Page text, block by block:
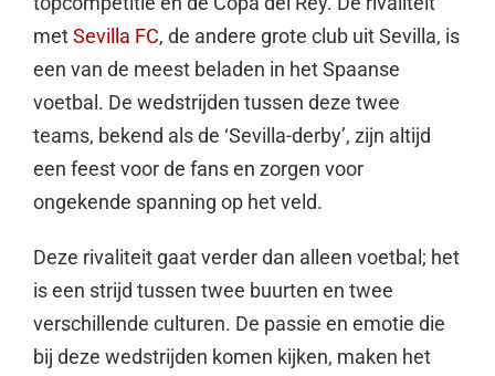
metSevilla FC, de andere grote club uit Sevilla, is
een van de meest beladen in het Spaanse
voetbal. De wedstrijden tussen deze twee
teams, bekend als de ‘Sevilla-derby’, zijn altijd
een feest voor de fans en zorgen voor
ongekende spanning op het veld.
Deze rivaliteit gaat verder dan alleen voetbal; het
is een strijd tussen twee buurten en twee
verschillende culturen. De passie en emotie die
bij deze wedstrijden komen kijken, maken het